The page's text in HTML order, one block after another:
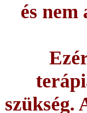
és
szükség.